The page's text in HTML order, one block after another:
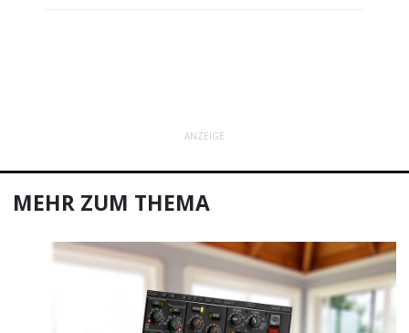
ANZEIGE
MEHR ZUM THEMA